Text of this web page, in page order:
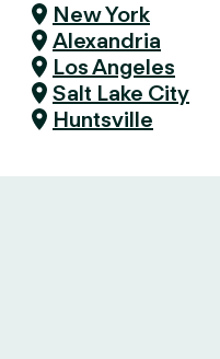
New York
Alexandria
Los Angeles
Salt Lake City
Huntsville